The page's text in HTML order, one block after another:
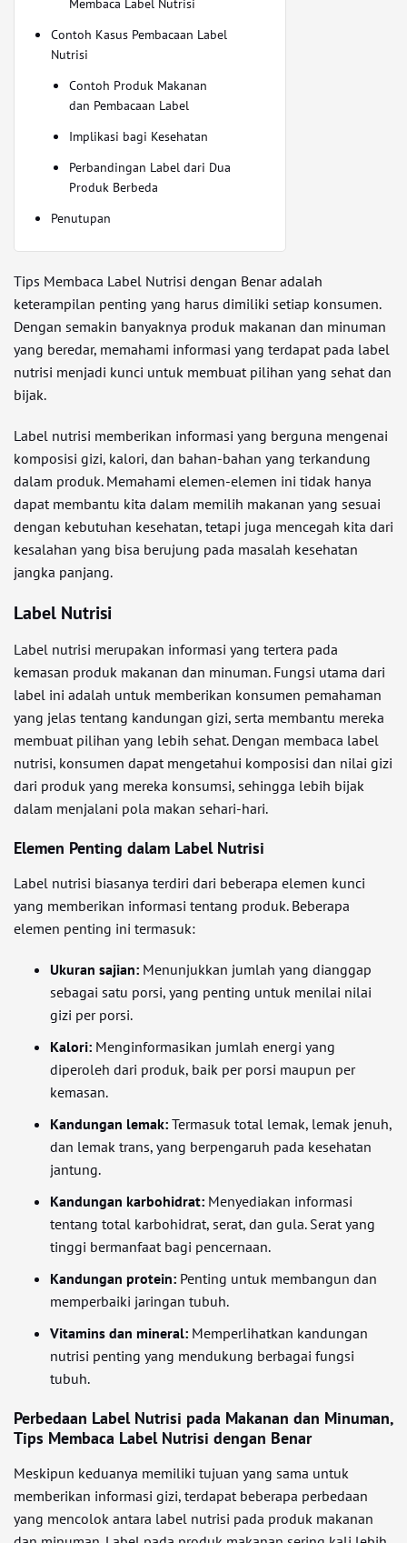
Membaca Label Nutrisi
Contoh Kasus Pembacaan Label
Nutrisi
Contoh Produk Makanan
dan Pembacaan Label
Implikasi bagi Kesehatan
Perbandingan Label dari Dua
Produk Berbeda
Penutupan
Tips Membaca Label Nutrisi dengan Benar adalah
keterampilan penting yang harus dimiliki setiap konsumen.
Dengan semakin banyaknya produk makanan dan minuman
yang beredar, memahami informasi yang terdapat pada label
nutrisi menjadi kunci untuk membuat pilihan yang sehat dan
bijak.
Label nutrisi memberikan informasi yang berguna mengenai
komposisi gizi, kalori, dan bahan-bahan yang terkandung
dalam produk. Memahami elemen-elemen ini tidak hanya
dapat membantu kita dalam memilih makanan yang sesuai
dengan kebutuhan kesehatan, tetapi juga mencegah kita dari
kesalahan yang bisa berujung pada masalah kesehatan
jangka panjang.
Label Nutrisi
Label nutrisi merupakan informasi yang tertera pada
kemasan produk makanan dan minuman. Fungsi utama dari
label ini adalah untuk memberikan konsumen pemahaman
yang jelas tentang kandungan gizi, serta membantu mereka
membuat pilihan yang lebih sehat. Dengan membaca label
nutrisi, konsumen dapat mengetahui komposisi dan nilai gizi
dari produk yang mereka konsumsi, sehingga lebih bijak
dalam menjalani pola makan sehari-hari.
Elemen Penting dalam Label Nutrisi
Label nutrisi biasanya terdiri dari beberapa elemen kunci
yang memberikan informasi tentang produk. Beberapa
elemen penting ini termasuk:
Ukuran sajian: Menunjukkan jumlah yang dianggap
sebagai satu porsi, yang penting untuk menilai nilai
gizi per porsi.
Kalori: Menginformasikan jumlah energi yang
diperoleh dari produk, baik per porsi maupun per
kemasan.
Kandungan lemak: Termasuk total lemak, lemak jenuh,
dan lemak trans, yang berpengaruh pada kesehatan
jantung.
Kandungan karbohidrat: Menyediakan informasi
tentang total karbohidrat, serat, dan gula. Serat yang
tinggi bermanfaat bagi pencernaan.
Kandungan protein: Penting untuk membangun dan
memperbaiki jaringan tubuh.
Vitamins dan mineral: Memperlihatkan kandungan
nutrisi penting yang mendukung berbagai fungsi
tubuh.
Perbedaan Label Nutrisi pada Makanan dan Minuman,
Tips Membaca Label Nutrisi dengan Benar
Meskipun keduanya memiliki tujuan yang sama untuk
memberikan informasi gizi, terdapat beberapa perbedaan
yang mencolok antara label nutrisi pada produk makanan